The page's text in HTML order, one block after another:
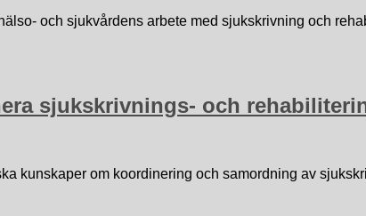
och sjukvårdens arbete med sjukskrivning och
sjukskrivnings- och
kunskaper om koordinering och samordning av